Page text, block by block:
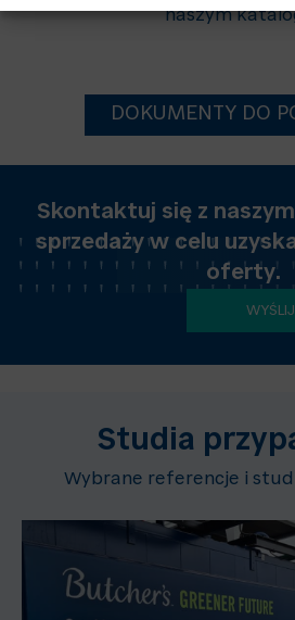
naszym
DOKUMENTY DO
Skontaktuj się z
sprzedaży w celu
oferty.
WYŚLIJ
Studia
Wybrane referencje i